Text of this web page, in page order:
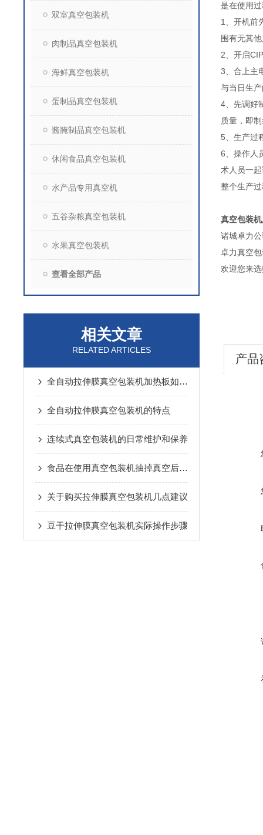
双室真空包装机
肉制品真空包装机
海鲜真空包装机
蛋制品真空包装机
酱腌制品真空包装机
休闲食品真空包装机
水产品专用真空机
五谷杂粮真空包装机
水果真空包装机
查看全部产品
相关文章
RELATED ARTICLES
全自动拉伸膜真空包装机加热板如何维护保养
全自动拉伸膜真空包装机的特点
连续式真空包装机的日常维护和保养
食品在使用真空包装机抽掉真空后的优势有哪些
关于购买拉伸膜真空包装机几点建议
豆干拉伸膜真空包装机实际操作步骤
是在使用
1、开机前
围有无其
2、开启
3、合上主
与当日生
4、先调好
质量，即
5、生产过
6、操作人
术人员一
整个生产
真空包装
诸城卓力
卓力真空
欢迎您来
产品